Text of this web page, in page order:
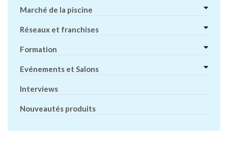
Marché de la piscine
Réseaux et franchises
Formation
Evénements et Salons
Interviews
Nouveautés produits